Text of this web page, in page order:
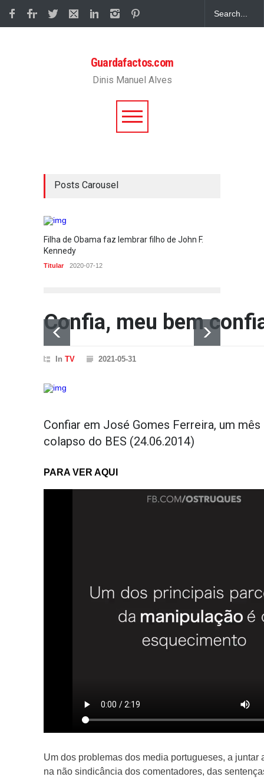
Guardafactos.com
Dinis Manuel Alves
Posts Carousel
Filha de Obama faz lembrar filho de John F.
Kennedy
Titular 2020-07-12
Confia, meu bem
In TV 2021-05-31
Confiar em José Gomes Ferreira, um mês
colapso do BES (24.06.2014)
PARA VER AQUI
Um dos problemas dos media portugueses, a juntar
na não sindicância dos comentadores, das